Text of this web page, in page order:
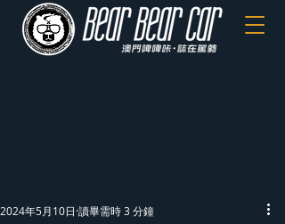
2024年5月10日 讀畢需時 3 分鐘